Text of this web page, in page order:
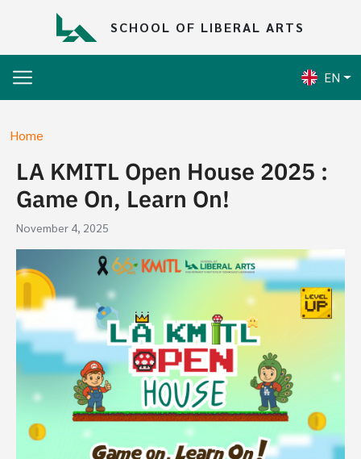
SCHOOL OF LIBERAL ARTS
EN
Breadcrumb
Home
LA KMITL Open House 2025 :
Game On, Learn On!
November 4, 2025